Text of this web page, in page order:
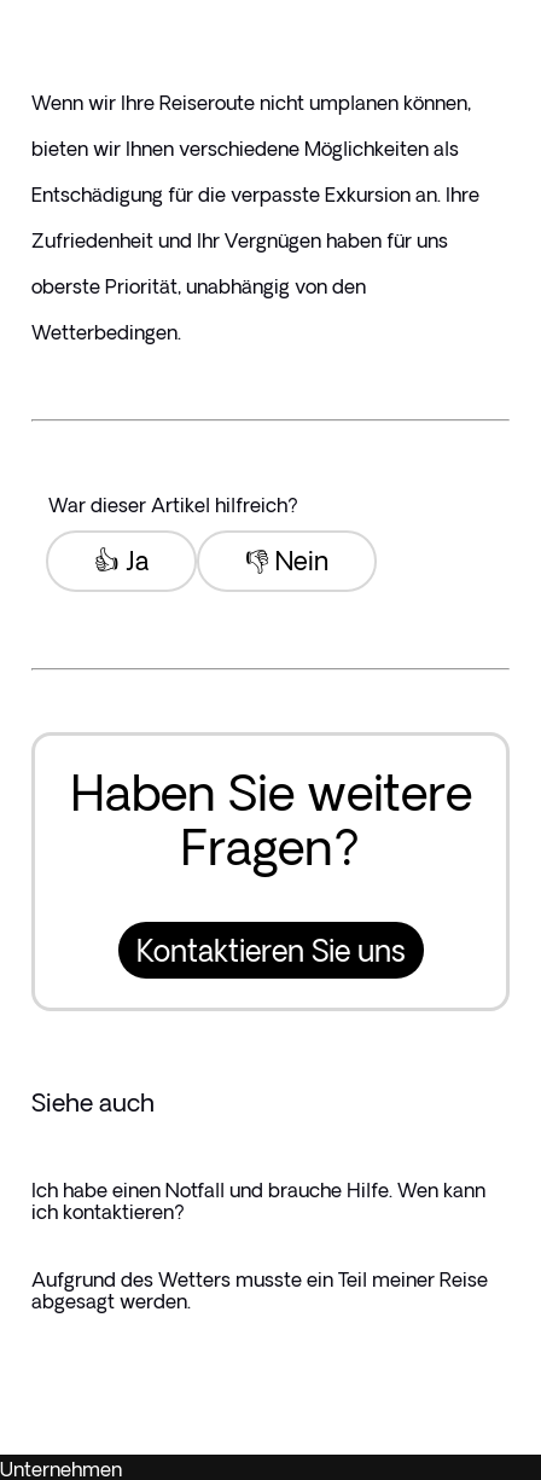
Wenn wir Ihre Reiseroute nicht umplanen können,
bieten wir Ihnen verschiedene Möglichkeiten als
Entschädigung für die verpasste Exkursion an. Ihre
Zufriedenheit und Ihr Vergnügen haben für uns
oberste Priorität, unabhängig von den
Wetterbedingen.
War dieser Artikel hilfreich?
👎 Nein
👍 Ja
Haben Sie weitere
Fragen?
Kontaktieren Sie uns
Siehe auch
Ich habe einen Notfall und brauche Hilfe. Wen kann
ich kontaktieren?
Aufgrund des Wetters musste ein Teil meiner Reise
abgesagt werden.